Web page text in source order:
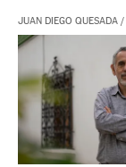
JUAN DIEGO QUESADA /